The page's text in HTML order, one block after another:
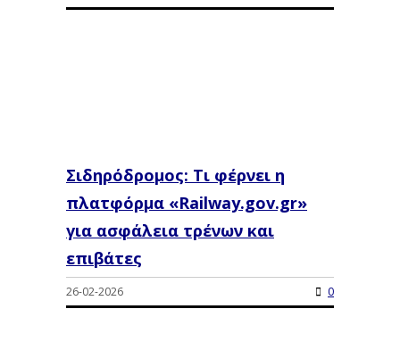
Σιδηρόδρομος: Τι φέρνει η
πλατφόρμα «Railway.gov.gr»
για ασφάλεια τρένων και
επιβάτες
26-02-2026 0